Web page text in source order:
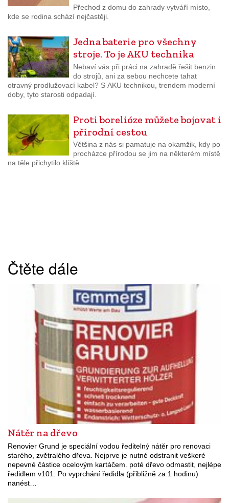
Přechod z domu do zahrady vytváří místo,
kde se rodina schází nejčastěji.
Jedna baterie pro všechny
stroje. To je AKU technika
Nebaví vás při práci na zahradě řešit benzin
do strojů, ani za sebou nechcete tahat
otravný prodlužovací kabel? S AKU technikou, trendem moderní
doby, tyto starosti odpadají.
Proti borelióze můžete bojovat i
přírodní cestou
Většina z nás si pamatuje na okamžik, kdy po
procházce přírodou se jim na některém místě
na těle přichytilo klíště.
Čtěte dále
Nátěr na dřevo
Renovier Grund je speciální vodou ředitelný nátěr pro renovaci
starého, zvětralého dřeva. Nejprve je nutné odstranit veškeré
nepevné částice ocelovým kartáčem. poté dřevo odmastit, nejlépe
ředidlem v101. Po vyprchání ředidla (přibližně za 1 hodinu)
nanést…